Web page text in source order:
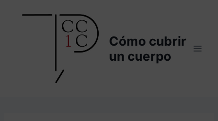
Cómo cubrir
un cuerpo